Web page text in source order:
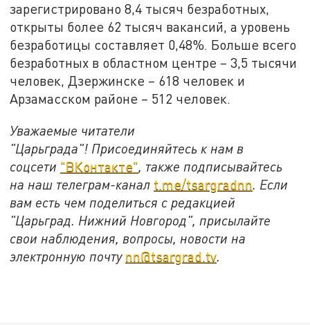
зарегистрировано 8,4 тысяч безработных,
открыты более 62 тысяч вакансий, а уровень
безработицы составляет 0,48%. Больше всего
безработных в областном центре – 3,5 тысячи
человек, Дзержинске – 618 человек и
Арзамасском районе – 512 человек.
Уважаемые читатели
"Царьграда"! Присоединяйтесь к нам в
соцсети "ВКонтакте", также подписывайтесь
на наш телеграм-канал t.me/tsargradnn. Если
вам есть чем поделиться с редакцией
"Царьград. Нижний Новгород", присылайте
свои наблюдения, вопросы, новости на
электронную почту nn@tsargrad.tv.